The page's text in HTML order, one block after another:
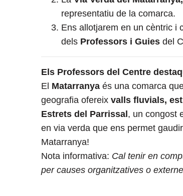
representatiu de la comarca.
Ens allotjarem en un cèntric i
dels Professors i Guies del
Els Professors del Centre
El Matarranya és una comarca
geografia ofereix valls fluvials,
Estrets del Parrissal , un congost
en via verda que ens permet
Matarranya!
Nota informativa: Cal tenir en
per causes organitzatives o